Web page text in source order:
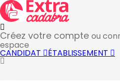
Créez votre compte ou
espace
CANDIDAT ÉTABLISSEMENT